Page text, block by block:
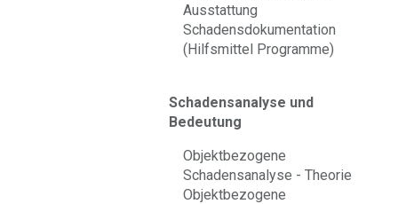
Ausstattung
Schadensdokumentation
(Hilfsmittel Programme)
Schadensanalyse und
Bedeutung
Objektbezogene
Schadensanalyse - Theorie
Objektbezogene